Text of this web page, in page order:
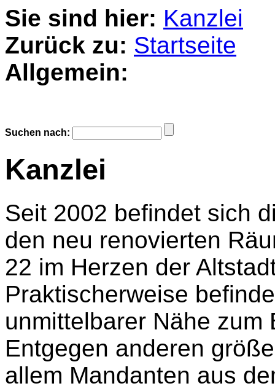
Sie sind hier: Kanzlei
Zurück zu: Startseite
Allgemein:
Suchen nach:
Kanzlei
Seit 2002 befindet sich
den neu renovierten
22 im Herzen der
Praktischerweise
unmittelbarer Nähe zum
Entgegen anderen
allem Mandanten aus